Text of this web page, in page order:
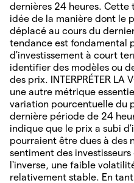
dernières 24 heures. Cette
idée de la manière dont le
déplacé au cours du
tendance est fondamental
d'investissement à court
identifier des modèles ou
des prix. INTERPRÉTER LA
une autre métrique
variation pourcentuelle du
dernière période de 24
indique que le prix a subi
pourraient être dues à des
sentiment des
l'inverse, une faible
relativement stable. En